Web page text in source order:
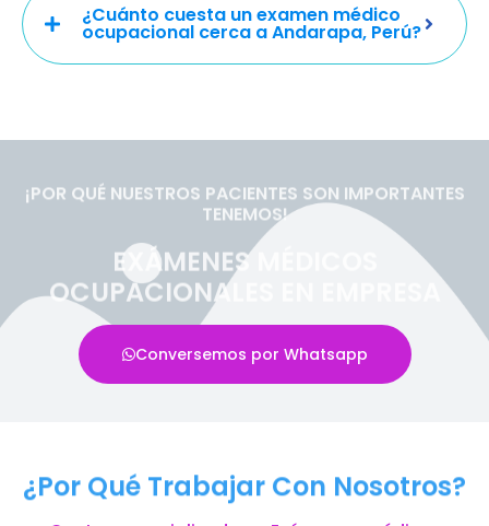
¿Cuánto cuesta un examen médico
ocupacional cerca a Andarapa, Perú?
¡POR QUÉ NUESTROS PACIENTES SON IMPORTANTES
TENEMOS!
EXÁMENES MÉDICOS
OCUPACIONALES EN EMPRESA
Conversemos por Whatsapp
¿Por Qué Trabajar Con Nosotros?